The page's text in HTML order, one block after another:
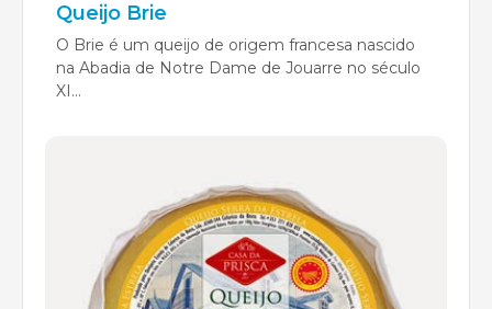
Queijo Brie
O Brie é um queijo de origem francesa nascido
na Abadia de Notre Dame de Jouarre no século
XI...